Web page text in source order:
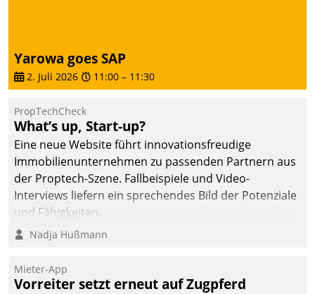
Yarowa goes SAP
2. Juli 2026 11:00 – 11:30
PropTechCheck
What’s up, Start-up?
Eine neue Website führt innovationsfreudige
Immobilienunternehmen zu passenden Partnern aus
der Proptech-Szene. Fallbeispiele und Video-
Interviews liefern ein sprechendes Bild der Potenziale
und Fähigkeiten.
Nadja Hußmann
Mieter-App
Vorreiter setzt erneut auf Zugpferd